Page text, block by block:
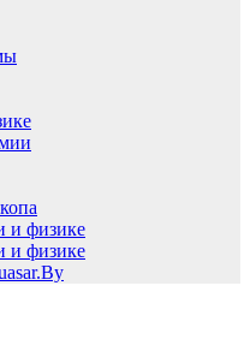
и физике
и физике